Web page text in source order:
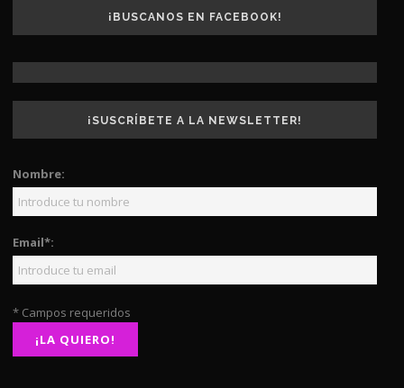
¡BUSCANOS EN FACEBOOK!
¡SUSCRÍBETE A LA NEWSLETTER!
Nombre:
Email*:
* Campos requeridos